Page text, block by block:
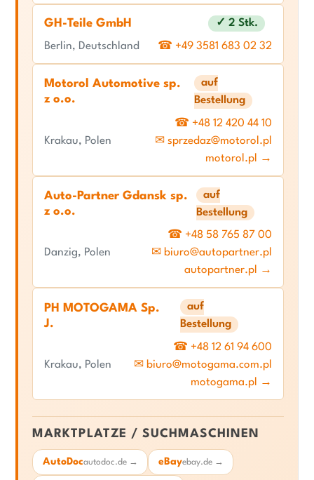
GH-Teile GmbH ✓ 2 Stk.
Berlin, Deutschland ☎ +49 3581 683 02 32
Motorol Automotive sp.
z o.o.
auf
Bestellung
Krakau, Polen
☎ +48 12 420 44 10
✉ sprzedaz@motorol.pl
motorol.pl →
Auto-Partner Gdansk sp.
z o.o.
auf
Bestellung
Danzig, Polen
☎ +48 58 765 87 00
✉ biuro@autopartner.pl
autopartner.pl →
PH MOTOGAMA Sp.
J.
auf
Bestellung
Krakau, Polen
☎ +48 12 61 94 600
✉ biuro@motogama.com.pl
motogama.pl →
MARKTPLATZE / SUCHMASCHINEN
AutoDocautodoc.de → eBayebay.de →